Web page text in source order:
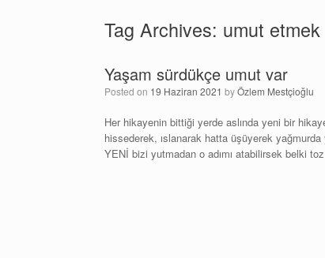
Tag Archives: umut etmek
Yaşam sürdükçe umut var
Posted on 19 Haziran 2021 byÖzlem Mestçioğlu
Her hikayenin bittiği yerde aslında yeni bir
hissederek, ıslanarak hatta üşüyerek
YENİ bizi yutmadan o adımı atabilirsek belki